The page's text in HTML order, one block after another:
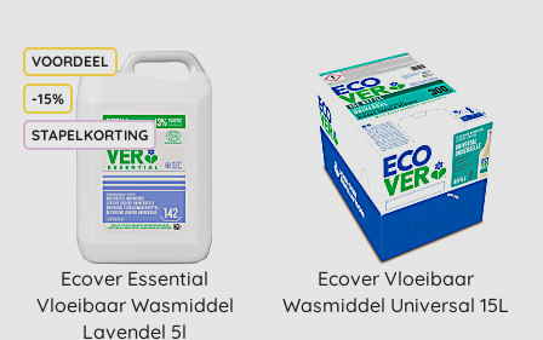
-15%
STAPELKORTING
Ecover Essential
Vloeibaar Wasmiddel
Lavendel 5l
Ecover Vloeibaar
Wasmiddel Universal 15L